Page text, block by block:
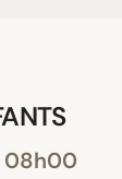
08h00